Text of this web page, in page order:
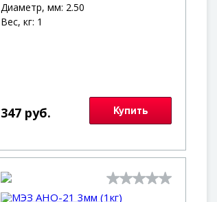
Диаметр, мм: 2.50
Вес, кг: 1
347 руб. Купить